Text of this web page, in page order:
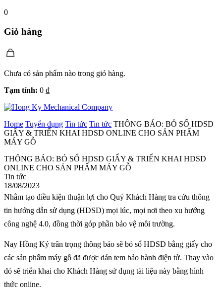
0
Giỏ hàng
Chưa có sản phẩm nào trong giỏ hàng.
Tạm tính: 0 ₫
Home Tuyển dụng Tin tức Tin tức THÔNG BÁO: BỎ SỔ HDSD
GIẤY & TRIỂN KHAI HDSD ONLINE CHO SẢN PHẨM
MÁY GỖ
THÔNG BÁO: BỎ SỔ HDSD GIẤY & TRIỂN KHAI HDSD
ONLINE CHO SẢN PHẨM MÁY GỖ
Tin tức
18/08/2023
Nhằm tạo điều kiện thuận lợi cho Quý Khách Hàng tra cứu thông
tin hướng dẫn sử dụng (HDSD) mọi lúc, mọi nơi theo xu hướng
công nghệ 4.0, đồng thời góp phần bảo vệ môi trường.
Nay Hồng Ký trân trọng thông báo sẽ bỏ sổ HDSD bằng giấy cho
các sản phẩm máy gỗ đã được dán tem bảo hành điện tử. Thay vào
đó sẽ triển khai cho Khách Hàng sử dụng tài liệu này bằng hình
thức online.